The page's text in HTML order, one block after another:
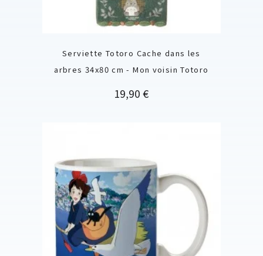
Serviette Totoro Cache dans les
arbres 34x80 cm - Mon voisin Totoro
Prix
19,90 €